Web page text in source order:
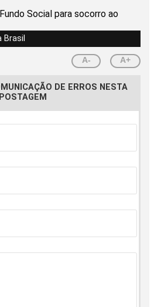
A- A+
DE ERROS NESTA
POSTAGEM